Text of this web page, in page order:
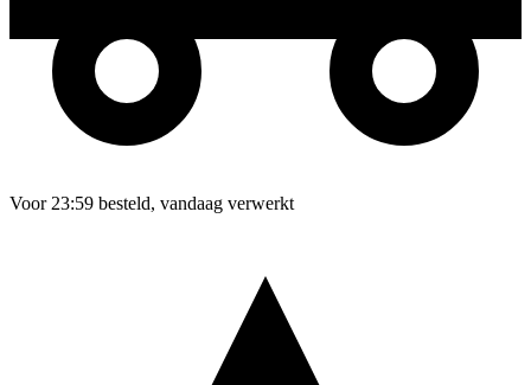
Voor 23:59 besteld, vandaag verwerkt